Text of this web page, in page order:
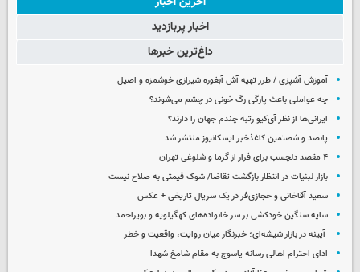
اخبار پربازدید
داغ‌ترین خبرها
آموزش آشپزی / طرز تهیه آش آبغوره شیرازی خوشمزه و اصیل
چه عواملی باعث پارگی رگ خونی در چشم می‌شوند؟
ایرانی‌ها از نظر آی‌کیو رتبه چندم جهان را دارند؟
پانصد و شصتمین کاغذخبر ایسکانیوز منتشر شد
۴ مقصد دلچسب برای فرار از گرما و شلوغی تهران
بازار لبنیات در انتظار بازگشت تقاضا/ شوک قیمتی به صلاح نیست
سعید آقاخانی و حجازی‌فر در یک سریال تاریخی + عکس
سایه سنگین خودکشی بر سر خانواده‌های کهگیلویه و بویراحمد
آیینه در بازار شیشه‌ای؛ خبرنگار میان روایت، واقعیت و خطر
ادای احترام اهالی رسانه یاسوج به مقام شامخ شهدا